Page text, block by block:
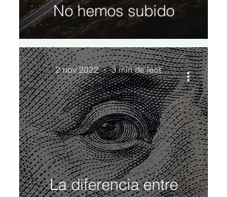
No hemos subido
La diferencia entre
2 nov 2022 3 min de lectura